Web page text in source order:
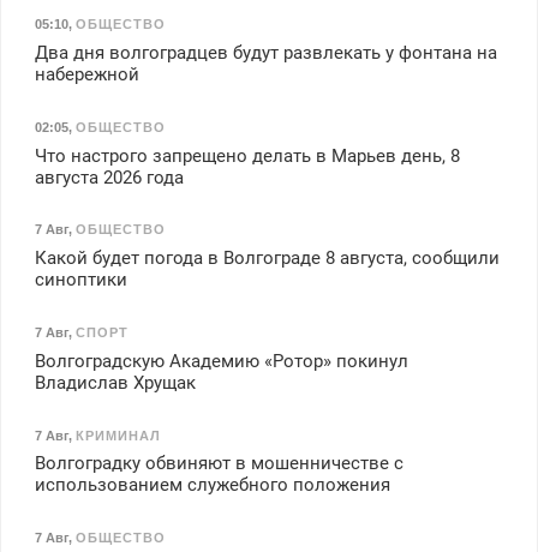
05:10, ОБЩЕСТВО
Два дня волгоградцев будут развлекать у фонтана на
набережной
02:05, ОБЩЕСТВО
Что настрого запрещено делать в Марьев день, 8
августа 2026 года
7 Авг, ОБЩЕСТВО
Какой будет погода в Волгограде 8 августа, сообщили
синоптики
7 Авг, СПОРТ
Волгоградскую Академию «Ротор» покинул
Владислав Хрущак
7 Авг, КРИМИНАЛ
Волгоградку обвиняют в мошенничестве с
использованием служебного положения
7 Авг, ОБЩЕСТВО